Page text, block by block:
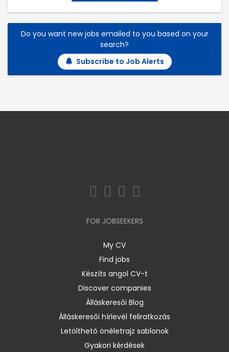
Do you want new jobs emailed to you based on your
search?
Subscribe to Job Alerts
FOR JOBSEEKERS
My CV
Find jobs
Készíts angol CV-t
Discover companies
Álláskeresői Blog
Álláskeresői hírlevél feliratkozás
Letölthető önéletrajz sablonok
Gyakori kérdések